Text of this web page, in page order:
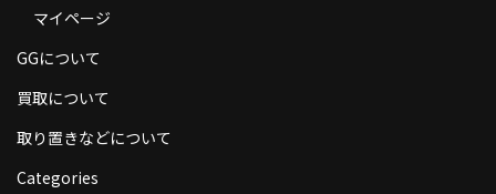
お支払い方法
返品
マイページ
GGについて
買取について
取り置きなどについて
Categories